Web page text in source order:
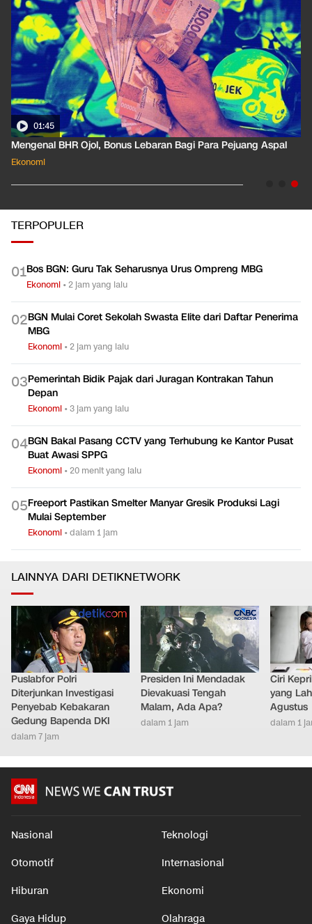
01:35
Pahami Dampak Kenaikan Suku Bunga Acuan ke Cicilan KPR
Ekonomi
TERPOPULER
01Bos BGN: Guru Tak Seharusnya Urus Ompreng MBG
Ekonomi •2 jam yang lalu
02BGN Mulai Coret Sekolah Swasta Elite dari Daftar Penerima
MBG
Ekonomi •2 jam yang lalu
03Pemerintah Bidik Pajak dari Juragan Kontrakan Tahun
Depan
Ekonomi •3 jam yang lalu
04BGN Bakal Pasang CCTV yang Terhubung ke Kantor Pusat
Buat Awasi SPPG
Ekonomi •20 menit yang lalu
05Freeport Pastikan Smelter Manyar Gresik Produksi Lagi
Mulai September
Ekonomi •dalam 1 jam
LAINNYA DARI DETIKNETWORK
Puslabfor Polri
Diterjunkan Investigasi
Penyebab Kebakaran
Gedung Bapenda DKI
dalam 7 jam
Presiden Ini Mendadak
Dievakuasi Tengah
Malam, Ada Apa?
dalam 1 jam
Ciri
yang
Agustus
dalam 1
Nasional Teknologi
Otomotif Internasional
Hiburan Ekonomi
Gaya Hidup Olahraga